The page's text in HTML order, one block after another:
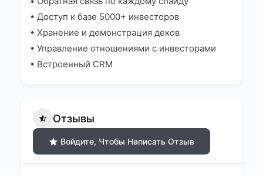
• Доступ к базе 5000+ инвесторов
• Хранение и демонстрация деков
• Управление отношениями с инвесторами
• Встроенный CRM
Отзывы
Войдите, Чтобы Написать Отзыв